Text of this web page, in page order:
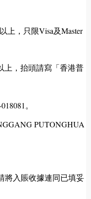
上，只限Visa及Master
上，抬頭請寫「香港普
。
PUTONGHUA
將入賬收據連同已填妥